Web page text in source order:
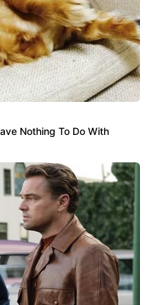
Nothing To Do With